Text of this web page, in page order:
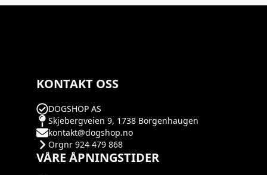
KONTAKT OSS
DOGSHOP AS
Skjebergveien 9, 1738 Borgenhaugen
kontakt@dogshop.no
Orgnr 924 479 868
VÅRE ÅPNINGSTIDER